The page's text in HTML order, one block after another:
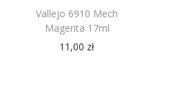
Vallejo 6910 Mech
Magenta 17ml
11,00 zł